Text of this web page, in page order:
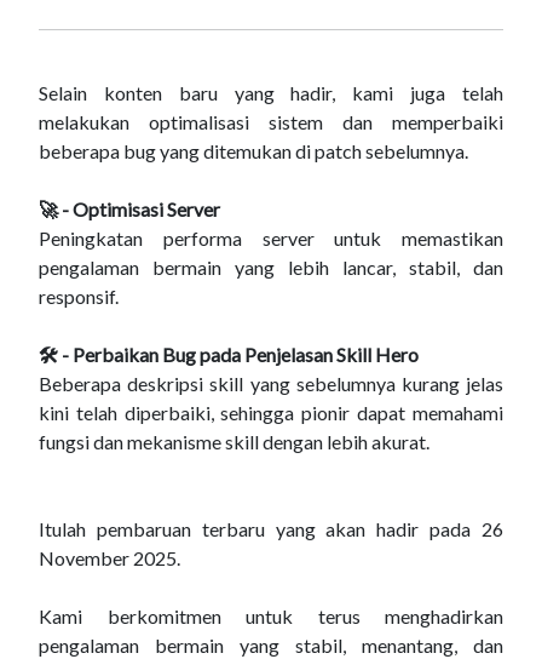
Selain konten baru yang hadir, kami juga telah
melakukan optimalisasi sistem dan memperbaiki
beberapa bug yang ditemukan di patch sebelumnya.
🚀 - Optimisasi Server
Peningkatan performa server untuk memastikan
pengalaman bermain yang lebih lancar, stabil, dan
responsif.
🛠 - Perbaikan Bug pada Penjelasan Skill Hero
Beberapa deskripsi skill yang sebelumnya kurang jelas
kini telah diperbaiki, sehingga pionir dapat memahami
fungsi dan mekanisme skill dengan lebih akurat.
Itulah pembaruan terbaru yang akan hadir pada 26
November 2025.
Kami berkomitmen untuk terus menghadirkan
pengalaman bermain yang stabil, menantang, dan